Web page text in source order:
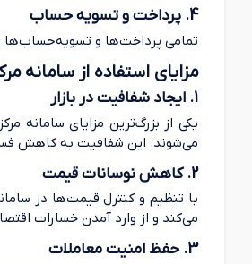
4. پرداخت و تسویه حساب
تمامی پرداخت‌ها و تسویه‌حساب‌ها
مزایای استفاده از سامانه
1. ایجاد شفافیت در بازار
یکی از بزرگ‌ترین مزایای سامانه
می‌شوند. این شفافیت به کاهش
2. کاهش نوسانات قیمت
با تنظیم و کنترل قیمت‌ها در
می‌کند و از وارد آمدن خسارات
3. حفظ امنیت معاملات